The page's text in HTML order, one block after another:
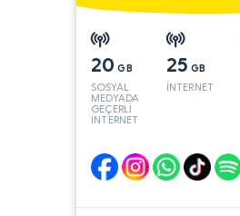
20 GB
SOSYAL
MEDYADA
GEÇERLİ
İNTERNET
25 GB
İNTERNET